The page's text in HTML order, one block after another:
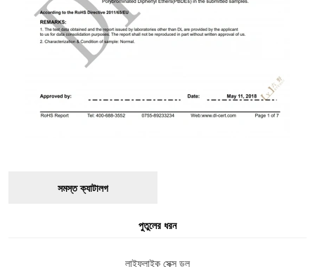
সমস্ত ক্যাটালগ
পুতুলের ধরন
লাইফলাইক সেক্স ডল